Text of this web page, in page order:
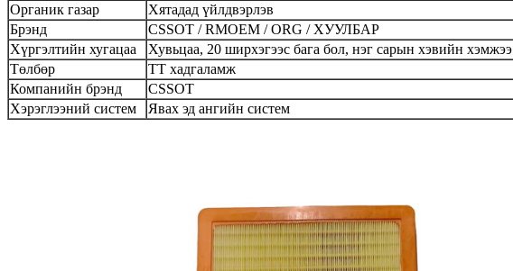
Органик газар
Хятадад үйлдвэрлэв
Брэнд
CSSOT / RMOEM / ORG / ХУУЛБАР
Хүргэлтийн хугацаа
Хувьцаа, 20 ширхэгээс бага бол, нэг сарын хэвийн хэмжээ
Төлбөр
ТТ хадгаламж
Компанийн брэнд
CSSOT
Хэрэглээний систем
Явах эд ангийн систем